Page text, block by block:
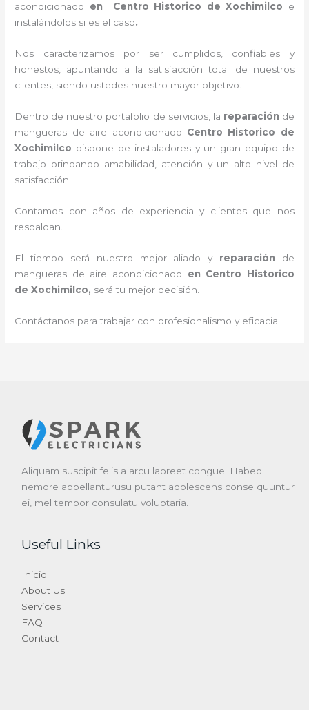
acondicionado en Centro Historico de Xochimilco e
instalándolos si es el caso.
Nos caracterizamos por ser cumplidos, confiables y
honestos, apuntando a la satisfacción total de nuestros
clientes, siendo ustedes nuestro mayor objetivo.
Dentro de nuestro portafolio de servicios, la reparación de
mangueras de aire acondicionado Centro Historico de
Xochimilco dispone de instaladores y un gran equipo de
trabajo brindando amabilidad, atención y un alto nivel de
satisfacción.
Contamos con años de experiencia y clientes que nos
respaldan.
El tiempo será nuestro mejor aliado y reparación de
mangueras de aire acondicionado en Centro Historico
de Xochimilco, será tu mejor decisión.
Contáctanos para trabajar con profesionalismo y eficacia.
Aliquam suscipit felis a arcu laoreet congue. Habeo
nemore appellanturusu putant adolescens conse quuntur
ei, mel tempor consulatu voluptaria.
Useful Links
Inicio
About Us
Services
FAQ
Contact